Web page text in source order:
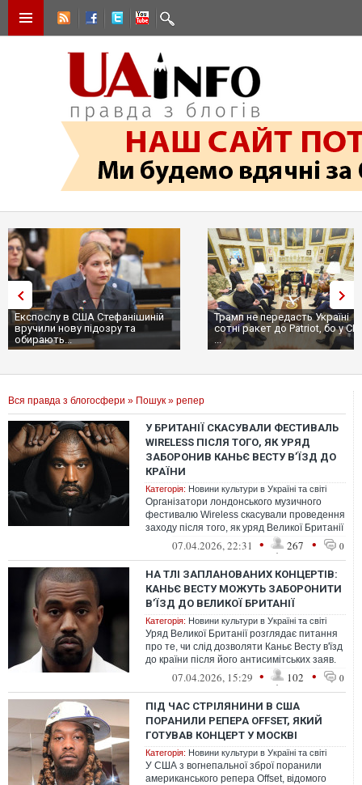
Експослу в США Стефанішиній
вручили нову підозру та
обирають...
Трамп не передасть Україні
сотні ракет до Patriot, бо у
...
Вся правда з блогосфери » Пошук » репер
У БРИТАНІЇ СКАСУВАЛИ ФЕСТИВАЛЬ
WIRELESS ПІСЛЯ ТОГО, ЯК УРЯД
ЗАБОРОНИВ КАНЬЄ ВЕСТУ ВʼЇЗД ДО
КРАЇНИ
Категорія: Новини культури в Україні та світі
Організатори лондонського музичного
фестивалю Wireless скасували проведення
заходу після того, як уряд Великої Британії
заборонив Каньє Весту вʼїзд до...
07.04.2026, 22:31 • 267 • 0
НА ТЛІ ЗАПЛАНОВАНИХ КОНЦЕРТІВ:
КАНЬЄ ВЕСТУ МОЖУТЬ ЗАБОРОНИТИ
ВʼЇЗД ДО ВЕЛИКОЇ БРИТАНІЇ
Категорія: Новини культури в Україні та світі
Уряд Великої Британії розглядає питання
про те, чи слід дозволяти Каньє Весту в'їзд
до країни після його антисимітських заяв.
Сам репер заявляє про ба...
07.04.2026, 15:29 • 102 • 0
ПІД ЧАС СТРІЛЯНИНИ В США
ПОРАНИЛИ РЕПЕРА OFFSET, ЯКИЙ
ГОТУВАВ КОНЦЕРТ У МОСКВІ
Категорія: Новини культури в Україні та світі
У США з вогнепальної зброї поранили
американського репера Offset, відомого